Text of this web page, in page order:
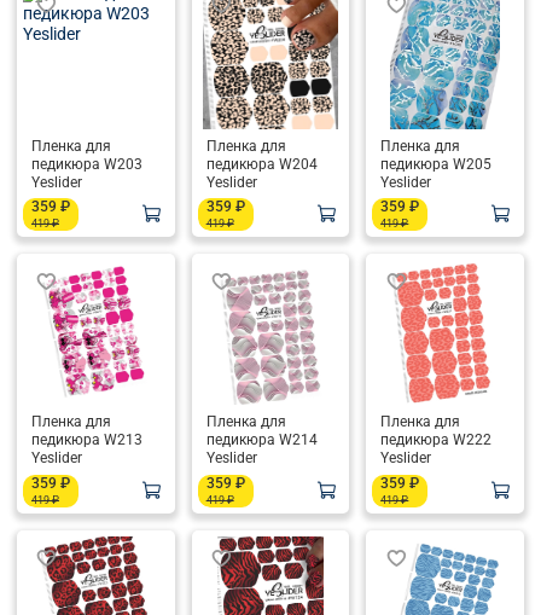
Пленка для
педикюра W203
Yeslider
359 ₽
419 ₽
Пленка для
педикюра W204
Yeslider
359 ₽
419 ₽
Пленка для
педикюра W205
Yeslider
359 ₽
419 ₽
Пленка для
педикюра W213
Yeslider
359 ₽
419 ₽
Пленка для
педикюра W214
Yeslider
359 ₽
419 ₽
Пленка для
педикюра W222
Yeslider
359 ₽
419 ₽